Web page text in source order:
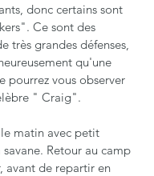
donc certains sont
Ce sont des
très grandes défenses,
qu'une
pourrez vous observer
" Craig".
matin avec petit
Retour au camp
avant de repartir en